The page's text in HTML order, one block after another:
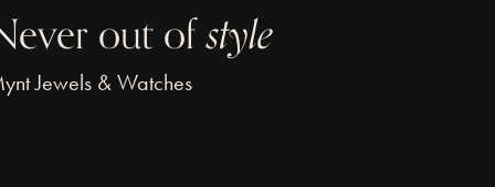
out ofstyle
Jewels & Watches